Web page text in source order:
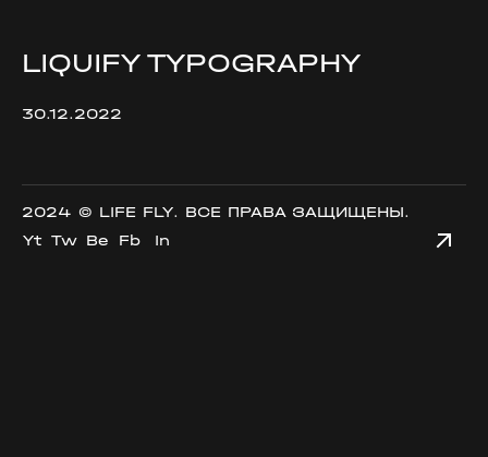
LIQUIFY TYPOGRAPHY
30.12.2022
2024 © LIFE FLY. ВСЕ ПРАВА ЗАЩИЩЕНЫ.
Yt Tw Be Fb In